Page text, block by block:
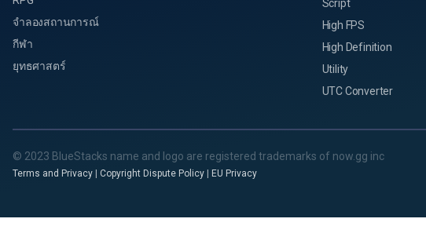
จำลองสถานการณ์
กีฬา
ยุทธศาสตร์
Script
High FPS
High Definition
Utility
UTC Converter
© 2023 BlueStacks name and logo are registered trademarks of now.gg inc
Terms and Privacy Copyright Dispute Policy EU Privacy